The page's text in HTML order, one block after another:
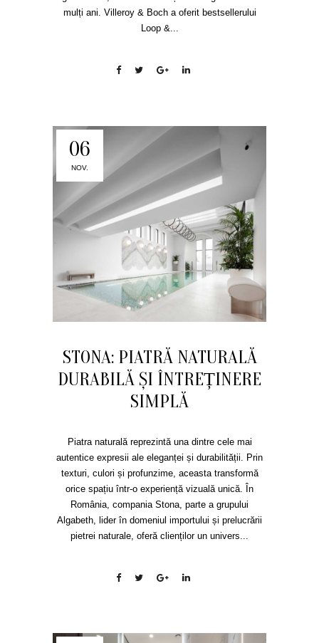
mulți ani. Villeroy & Boch a oferit bestsellerului
Loop &...
06
NOV.
STONA: PIATRĂ NATURALĂ
DURABILĂ ȘI ÎNTREȚINERE
SIMPLĂ
Piatra naturală reprezintă una dintre cele mai
autentice expresii ale eleganței și durabilității. Prin
texturi, culori și profunzime, aceasta transformă
orice spațiu într-o experiență vizuală unică. În
România, compania Stona, parte a grupului
Algabeth, lider în domeniul importului și prelucrării
pietrei naturale, oferă clienților un univers...